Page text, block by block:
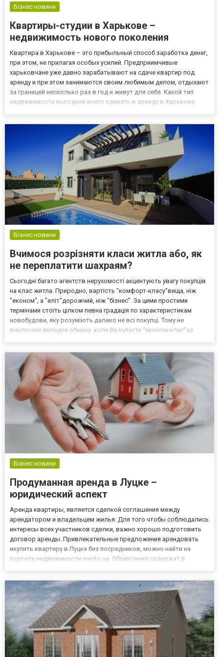
Бізнес новини
Квартиры-студии в Харькове –
недвижимость нового поколения
Квартира в Харькове – это прибыльный способ заработка денег,
при этом, не прилагая особых усилий. Предприимчивые
харьковчане уже давно зарабатывают на сдаче квартир под
аренду и при этом занимаются своим любимым делом, отдыхают
за границей несколько раз в год и живут для себя. Какой тип
недвижимости выгодней всего сдавать в аренду в Харькове
Бізнес новини
Вчимося розрізняти класи житла або, як
не переплатити шахраям?
Сьогодні багато агентств нерухомості акцентують увагу покупців
на клас житла. Природно, вартість "комфорт-класу"вища, ніж
"економ", а "еліт"дорожчий, ніж "бізнес". За цими простими
термінами стоїть цілком певна градація по характеристикам
новобудови, яку розуміють далеко не всі покупці. Тому не
виключені випадки обману, коли Ви купуєте "економ-клас"за
Бізнес новини
Продуманная аренда в Луцке –
юридический аспект
Аренда квартиры, является сделкой соглашения между
арендатором и владельцем жилья. Для того чтобы соблюдались
интересы всех участников сделки, важно хорошо подготовить
договор аренды. Привлекательные предложения арендовать
икупить квартиру в Луцке без посредников, можно найти на
портале недвижимости mesto.ua. Объявления содержат в
стороне и...